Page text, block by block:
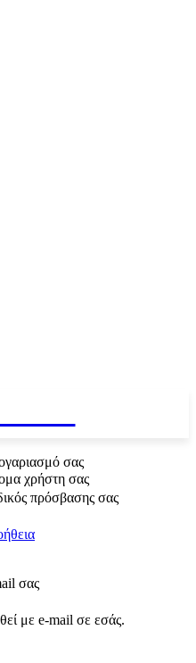
σας
χρήστη σας
πρόσβασης σας
σας
με e-mail σε εσάς.